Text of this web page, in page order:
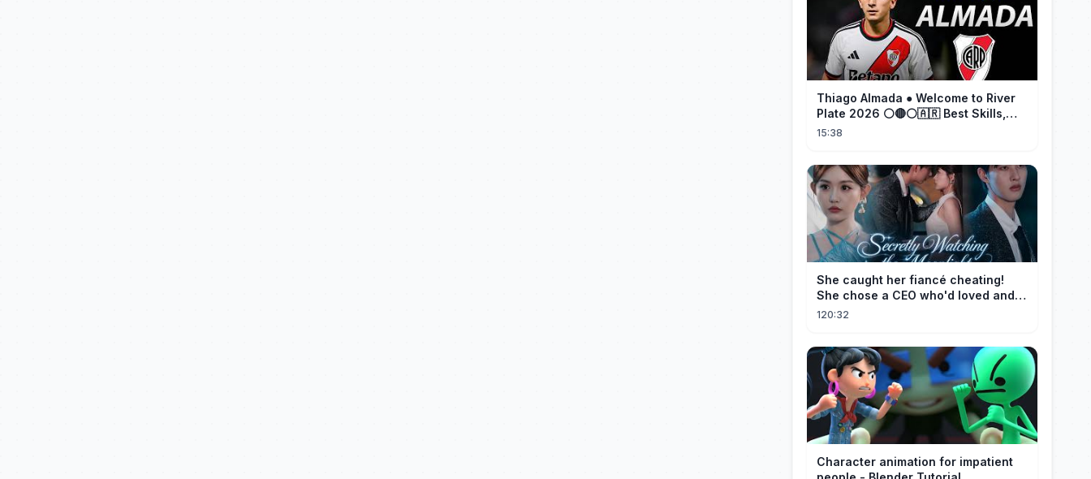
Thiago Almada ● Welcome to River
Plate 2026 ⚪🔴⚪🇦🇷 Best Skills,
Goals & Passes
15:38
She caught her fiancé cheating!
She chose a CEO who'd loved and
cherished her for years. ❤️
120:32
Character animation for impatient